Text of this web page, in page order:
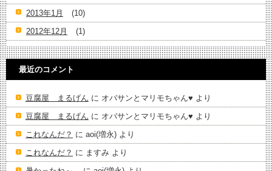
2013年1月
(10)
2012年12月
(1)
最近のコメント
豆腐屋 まるげん に オバサンとマリモちゃん♥️ より
豆腐屋 まるげん に オバサンとマリモちゃん♥️ より
これなんだ？ に aoi(増永) より
これなんだ？ に ますみ より